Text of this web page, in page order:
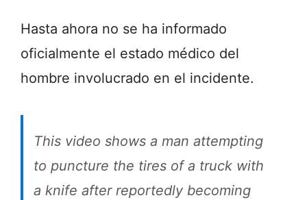
Hasta ahora no se ha informado
oficialmente el estado médico del
hombre involucrado en el incidente.
This video shows a man attempting
to puncture the tires of a truck with
a knife after reportedly becoming